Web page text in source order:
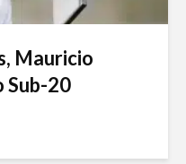
Mauricio
Sub-20